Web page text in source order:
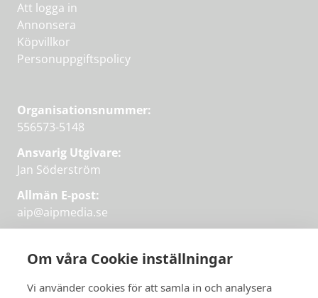
Om våra Cookie inställningar
Vi använder cookies för att samla in och analysera
Att logga in
Annonsera
Köpvillkor
Personuppgiftspolicy
Organisationsnummer:
556573-5148
Ansvarig Utgivare:
Jan Söderström
Allmän E-post:
aip@aipmedia.se
aip@flowyinfo.seeller 08-1210 60 40.
Instagram
LinkedIn
Twitter
Facebook